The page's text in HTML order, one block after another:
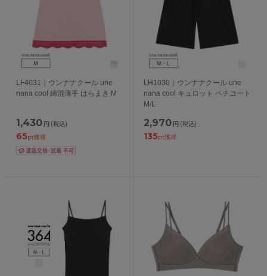
LF4031｜ウンナナクール une
nana cool 綿混薄手 はらまき M
1,430 円 (税込)
65pt獲得
LH1030｜ウンナナクール une
nana cool キュロット ペチコート
M/L
2,970 円 (税込)
135pt獲得